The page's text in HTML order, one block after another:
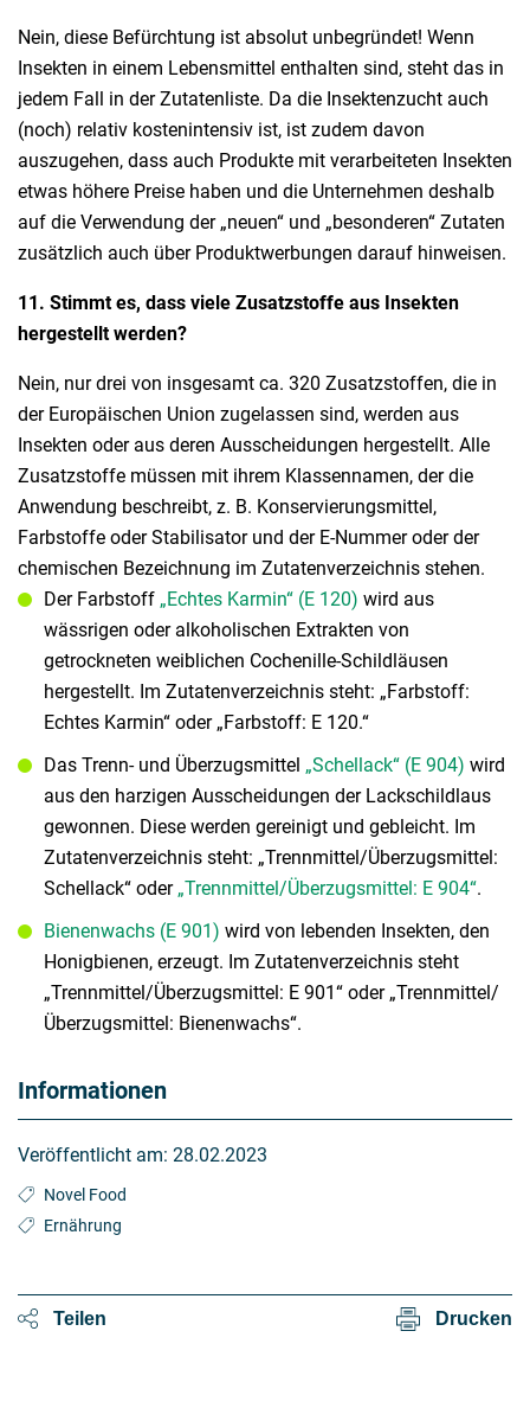
Nein, diese Befürchtung ist absolut unbegründet! Wenn
Insekten in einem Lebensmittel enthalten sind, steht das in
jedem Fall in der Zutatenliste. Da die Insektenzucht auch
(noch) relativ kostenintensiv ist, ist zudem davon
auszugehen, dass auch Produkte mit verarbeiteten Insekten
etwas höhere Preise haben und die Unternehmen deshalb
auf die Verwendung der „neuen“ und „besonderen“ Zutaten
zusätzlich auch über Produktwerbungen darauf hinweisen.
11. Stimmt es, dass viele Zusatzstoffe aus Insekten
hergestellt werden?
Nein, nur drei von insgesamt ca. 320 Zusatzstoffen, die in
der Europäischen Union zugelassen sind, werden aus
Insekten oder aus deren Ausscheidungen hergestellt. Alle
Zusatzstoffe müssen mit ihrem Klassennamen, der die
Anwendung beschreibt, z. B. Konservierungsmittel,
Farbstoffe oder Stabilisator und der E-Nummer oder der
chemischen Bezeichnung im Zutatenverzeichnis stehen.
Der Farbstoff „Echtes Karmin“ (E 120) wird aus
wässrigen oder alkoholischen Extrakten von
getrockneten weiblichen Cochenille-Schildläusen
hergestellt. Im Zutatenverzeichnis steht: „Farbstoff:
Echtes Karmin“ oder „Farbstoff: E 120.“
Das Trenn- und Überzugsmittel „Schellack“ (E 904) wird
aus den harzigen Ausscheidungen der Lackschildlaus
gewonnen. Diese werden gereinigt und gebleicht. Im
Zutatenverzeichnis steht: „Trennmittel/Überzugsmittel:
Schellack“ oder „Trennmittel/Überzugsmittel: E 904“.
Bienenwachs (E 901) wird von lebenden Insekten, den
Honigbienen, erzeugt. Im Zutatenverzeichnis steht
„Trennmittel/Überzugsmittel: E 901“ oder „Trennmittel/
Überzugsmittel: Bienenwachs“.
Informationen
Veröffentlicht am: 28.02.2023
Novel Food
Ernährung
Teilen Drucken